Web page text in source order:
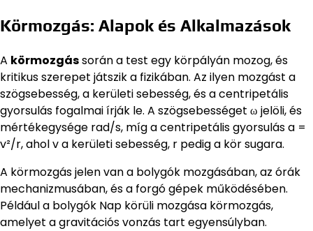
Körmozgás: Alapok és Alkalmazások
A körmozgássorán a test egy körpályán mozog, és
kritikus szerepet játszik a fizikában. Az ilyen mozgást a
szögsebesség, a kerületi sebesség, és a centripetális
gyorsulás fogalmai írják le. A szögsebességet ω jelöli, és
mértékegysége rad/s, míg a centripetális gyorsulás a =
v²/r, ahol v a kerületi sebesség, r pedig a kör sugara.
A körmozgás jelen van a bolygók mozgásában, az órák
mechanizmusában, és a forgó gépek működésében.
Például a bolygók Nap körüli mozgása körmozgás,
amelyet a gravitációs vonzás tart egyensúlyban.